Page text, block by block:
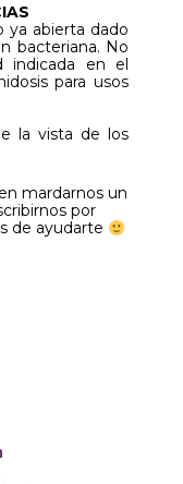
ya abierta dado
bacteriana. No
indicada en el
para usos
la vista de los
mardarnos un
por
de ayudarte